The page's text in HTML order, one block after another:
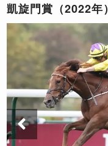
凱旋門賞（2022年）